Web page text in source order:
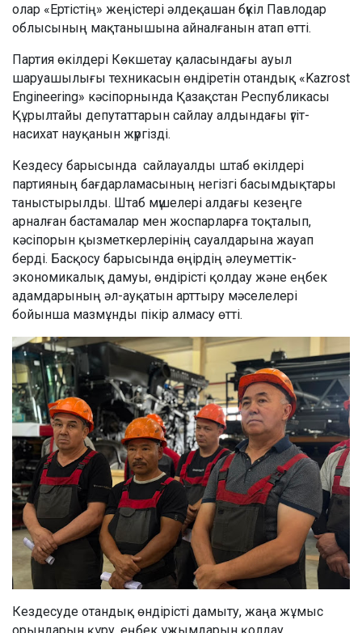
олар «Ертістің» жеңістері әлдеқашан бүкіл Павлодар
облысының мақтанышына айналғанын атап өтті.
Партия өкілдері Көкшетау қаласындағы ауыл
шаруашылығы техникасын өндіретін отандық «Kazrost
Engineering» кәсіпорнында Қазақстан Республикасы
Құрылтайы депутаттарын сайлау алдындағы үгіт-
насихат науқанын жүргізді.
Кездесу барысында сайлауалды штаб өкілдері
партияның бағдарламасының негізгі басымдықтары
таныстырылды. Штаб мүшелері алдағы кезеңге
арналған бастамалар мен жоспарларға тоқталып,
кәсіпорын қызметкерлерінің сауалдарына жауап
берді. Басқосу барысында өңірдің әлеуметтік-
экономикалық дамуы, өндірісті қолдау және еңбек
адамдарының әл-ауқатын арттыру мәселелері
бойынша мазмұнды пікір алмасу өтті.
Кездесуде отандық өндірісті дамыту, жаңа жұмыс